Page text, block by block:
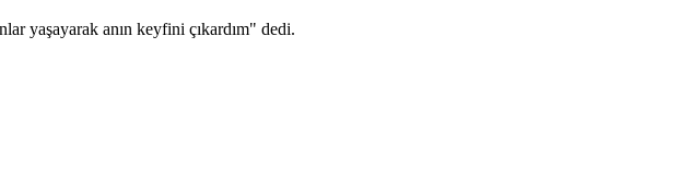
yaşayarak anın keyfini çıkardım" dedi.